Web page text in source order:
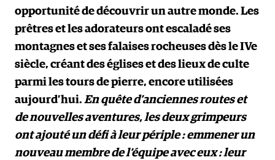
opportunité de découvrir un autre monde. Les
prêtres et les adorateurs ont escaladé ses
montagnes et ses falaises rocheuses dès le IVe
siècle, créant des églises et des lieux de culte
parmi les tours de pierre, encore utilisées
aujourd’hui. En quête d’anciennes routes et
de nouvelles aventures, les deux grimpeurs
ont ajouté un défi à leur périple : emmener un
nouveau membre de l’équipe avec eux : leur